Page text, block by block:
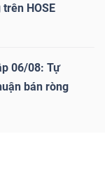
HOSE
06/08: Tự
bán ròng